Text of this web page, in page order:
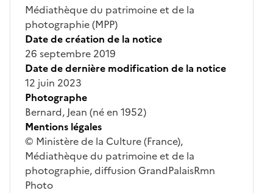
Médiathèque du patrimoine et de la
photographie (MPP)
Date de création de la notice
26 septembre 2019
Date de dernière modification de la notice
12 juin 2023
Photographe
Bernard, Jean (né en 1952)
Mentions légales
© Ministère de la Culture (France),
Médiathèque du patrimoine et de la
photographie, diffusion GrandPalaisRmn
Photo